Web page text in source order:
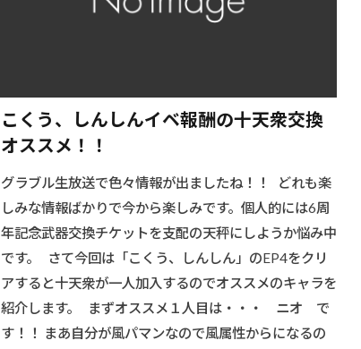
こくう、しんしんイベ報酬の十天衆交換
オススメ！！
グラブル生放送で色々情報が出ましたね！！ どれも楽
しみな情報ばかりで今から楽しみです。個人的には6周
年記念武器交換チケットを支配の天秤にしようか悩み中
です。 さて今回は「こくう、しんしん」のEP4をクリ
アすると十天衆が一人加入するのでオススメのキャラを
紹介します。 まずオススメ１人目は・・・ ニオ で
す！！ まあ自分が風パマンなので風属性からになるの